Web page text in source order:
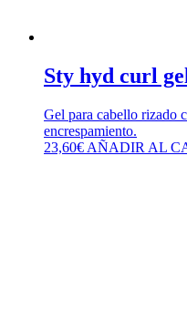
Sty hyd curl
Gel para cabello rizado
encrespamiento.
23,60€ AÑADIR AL